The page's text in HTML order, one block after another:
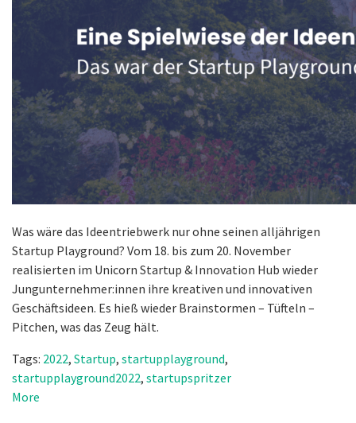
Was wäre das Ideentriebwerk nur ohne seinen alljährigen
Startup Playground? Vom 18. bis zum 20. November
realisierten im Unicorn Startup & Innovation Hub wieder
Jungunternehmer:innen ihre kreativen und innovativen
Geschäftsideen. Es hieß wieder Brainstormen – Tüfteln –
Pitchen, was das Zeug hält.
Tags: 2022, Startup, startupplayground,
startupplayground2022, startupspritzer
More